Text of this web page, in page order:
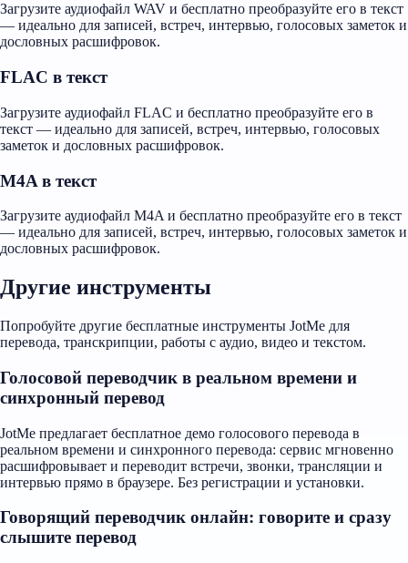
Загрузите аудиофайл WAV и бесплатно преобразуйте его в текст
— идеально для записей, встреч, интервью, голосовых заметок и
дословных расшифровок.
FLAC в текст
Загрузите аудиофайл FLAC и бесплатно преобразуйте его в
текст — идеально для записей, встреч, интервью, голосовых
заметок и дословных расшифровок.
M4A в текст
Загрузите аудиофайл M4A и бесплатно преобразуйте его в текст
— идеально для записей, встреч, интервью, голосовых заметок и
дословных расшифровок.
Другие инструменты
Попробуйте другие бесплатные инструменты JotMe для
перевода, транскрипции, работы с аудио, видео и текстом.
Голосовой переводчик в реальном времени и
синхронный перевод
JotMe предлагает бесплатное демо голосового перевода в
реальном времени и синхронного перевода: сервис мгновенно
расшифровывает и переводит встречи, звонки, трансляции и
интервью прямо в браузере. Без регистрации и установки.
Говорящий переводчик онлайн: говорите и сразу
слышите перевод